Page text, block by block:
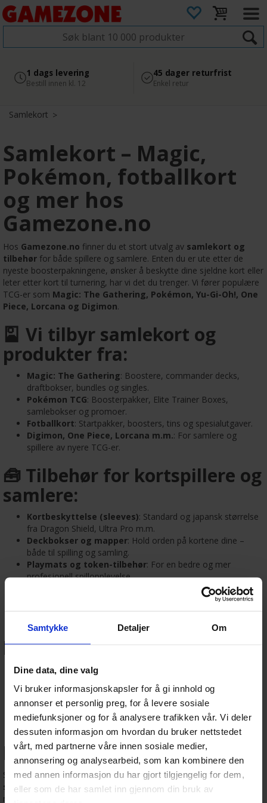
Samtykke Detaljer Om
Dine data, dine valg
Vi bruker informasjonskapsler for å gi innhold og
annonser et personlig preg, for å levere sosiale
mediefunksjoner og for å analysere trafikken vår. Vi deler
dessuten informasjon om hvordan du bruker nettstedet
vårt, med partnerne våre innen sosiale medier,
annonsering og analysearbeid, som kan kombinere den
med annen informasjon du har gjort tilgjengelig for dem,
eller som de har samlet inn gjennom din bruk av
2 300+ anmeldelser på
Google
Sikker betaling
med Svea
1 dags levering
Bestill innen kl. 12
45 dager returfrist
Enkel retur
Samlekort
Samlekort – Magic,
Pokémon, fotballkort
og mer hos
Gamezone.no
Hos Gamezone.no finner du et stort utvalg av samlekort og
tilbehør for både spillere og samlere. Enten du er ute etter de
nyeste boosterpakningene, ønsker å beskytte dine sjeldne kort eller
leter etter kort til turnering, har vi det du trenger. Vi fører populære
TCG-er som Magic: The Gathering, Pokémon, Yu-Gi-Oh!, One
Piece, Lorcana og Digimon.
🎴 Vi tilbyr samlekort og
produkter fra:
Magic: The Gathering: Boostere, commander decks,
draftbokser, bundles og singles.
Pokémon TCG: Boosterpakker, Elite Trainer Boxes,
samlebokser og promoer.
Fotballkort: Startpakker, boosters, tins og spesialutgaver.
Digimon, One Piece, Lorcana m.m.: For samlere og
spillere av nyere TCG-er.
🧰 Tilbehør for kortspillere og
samlere:
Kortbeskyttelse (sleeves): Standard og japansk størrelse
fra Dragon Shield, Ultra Pro m.m.
Deckbokser og mapper: Hold orden på kortene dine –
både til spilling og samling.
Playmats og token-tilbehør: For en bedre og mer
profesjonell spillopplevelse.
: Perfekt for verdifulle
🎯 Hvorfor kjøpe samlekort
hos Gamezone.no?
🚀Rask leveringfra lager i Norge
av kjente og nye TCG-er
📦Kortbeskyttelse og lagringi høy kvalitet
🎁Gode gaveidéer for barn, samlere og kortspillere
For spill, samling og
lidenskap
Samlekort er mer enn bare spill – det erstrategi, nostalgi og
samleglede i én og samme hobby. Uansett om du bygger
metadekk til turnering, samler shiny Pokémon, jakter på Magic-foil